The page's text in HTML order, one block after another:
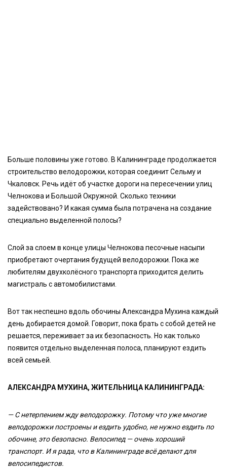
Больше половины уже готово. В Калининграде продолжается
строительство велодорожки, которая соединит Сельму и
Чкаловск. Речь идёт об участке дороги на пересечении улиц
Челнокова и Большой Окружной. Сколько техники
задействовано? И какая сумма была потрачена на создание
специально выделенной полосы?
Слой за слоем в конце улицы Челнокова песочные насыпи
приобретают очертания будущей велодорожки. Пока же
любителям двухколёсного транспорта приходится делить
магистраль с автомобилистами.
Вот так неспешно вдоль обочины Александра Мухина каждый
день добирается домой. Говорит, пока брать с собой детей не
решается, переживает за их безопасность. Но как только
появится отдельно выделенная полоса, планируют ездить
всей семьей.
АЛЕКСАНДРА МУХИНА, ЖИТЕЛЬНИЦА КАЛИНИНГРАДА:
— С нетерпением жду велодорожку. Потому что уже многие
велодорожки построены и ездить удобно, не нужно ездить по
обочине, это безопасно. Велосипед — очень хороший
транспорт. И я рада, что в Калининграде всё делают для
велосипедистов.